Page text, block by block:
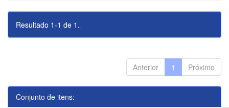
Resultado 1-1 de 1.
Anterior 1 Próximo
Conjunto de itens: